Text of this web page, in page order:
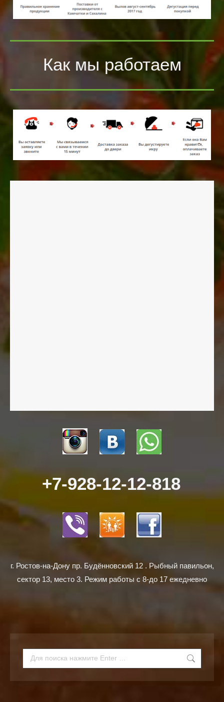
Как мы работаем
+7-928-12-12-818
г. Ростов-на-Дону пр. Будённовский 12 . Рыбный павильон,
сектор 13, место 3. Режим работы с 8-до 17 ежедневно
Поиск: